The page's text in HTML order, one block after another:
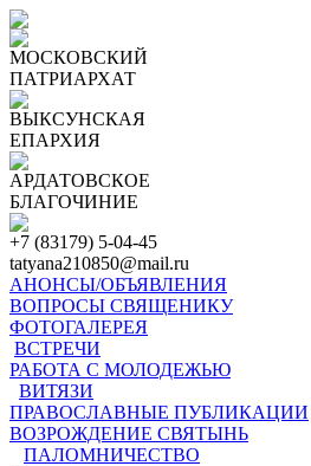
МОСКОВСКИЙ
ПАТРИАРХАТ
ВЫКСУНСКАЯ
ЕПАРХИЯ
АРДАТОВСКОЕ
БЛАГОЧИНИЕ
+7 (83179) 5-04-45
tatyana210850@mail.ru
АНОНСЫ/ОБЪЯВЛЕНИЯ
ВОПРОСЫ СВЯЩЕНИКУ
ФОТОГАЛЕРЕЯ
ВСТРЕЧИ
РАБОТА С МОЛОДЕЖЬЮ
ВИТЯЗИ
ПРАВОСЛАВНЫЕ ПУБЛИКАЦИИ
ВОЗРОЖДЕНИЕ СВЯТЫНЬ
ПАЛОМНИЧЕСТВО